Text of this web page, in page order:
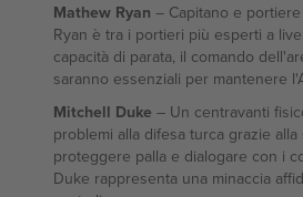
Mathew Ryan – Capitano e
Ryan è tra i portieri più esperti a
capacità di parata, il comando
saranno essenziali per mantenere
Mitchell Duke – Un centravanti
problemi alla difesa turca grazie alla
proteggere palla e dialogare con i
Duke rappresenta una minaccia